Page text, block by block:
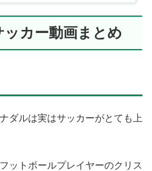
カー動画まとめ
ダルは実はサッカーがとても上
ットボールプレイヤーのクリス